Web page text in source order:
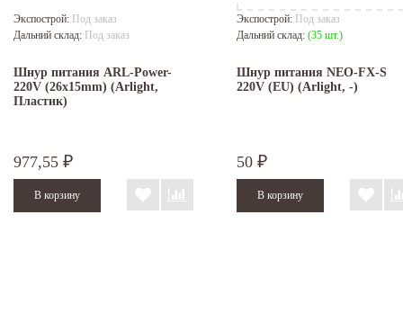
Экспострой: Под заказ
Дальний склад: Под заказ
Шнур питания ARL-Power-
220V (26x15mm) (Arlight,
Пластик)
977,55 ₽
Экспострой: Под заказ
Дальний склад: (35 шт.)
Шнур питания NEO-FX-S
220V (EU) (Arlight, -)
50 ₽